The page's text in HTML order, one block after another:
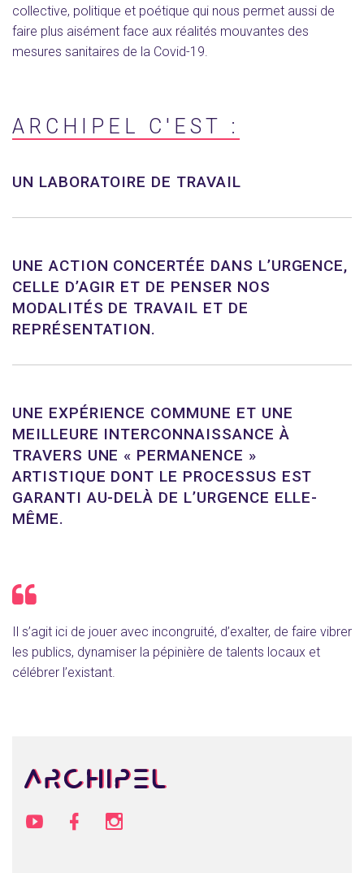
collective, politique et poétique qui nous permet aussi de
faire plus aisément face aux réalités mouvantes des
mesures sanitaires de la Covid-19.
ARCHIPEL C'EST :
UN LABORATOIRE DE TRAVAIL
UNE ACTION CONCERTÉE DANS L’URGENCE,
CELLE D’AGIR ET DE PENSER NOS
MODALITÉS DE TRAVAIL ET DE
REPRÉSENTATION.
UNE EXPÉRIENCE COMMUNE ET UNE
MEILLEURE INTERCONNAISSANCE À
TRAVERS UNE « PERMANENCE »
ARTISTIQUE DONT LE PROCESSUS EST
GARANTI AU-DELÀ DE L’URGENCE ELLE-
MÊME.
Il s’agit ici de jouer avec incongruité, d’exalter, de faire vibrer
les publics, dynamiser la pépinière de talents locaux et
célébrer l’existant.